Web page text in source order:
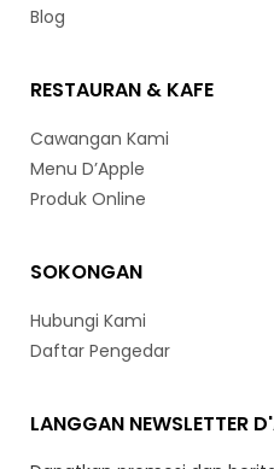
Blog
RESTAURAN & KAFE
Cawangan Kami
Menu D’Apple
Produk Online
SOKONGAN
Hubungi Kami
Daftar Pengedar
LANGGAN NEWSLETTER